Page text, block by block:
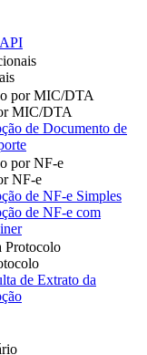
por MIC/DTA
MIC/DTA
de Documento de
por NF-e
NF-e
de NF-e Simples
de NF-e com
Protocolo
de Extrato da